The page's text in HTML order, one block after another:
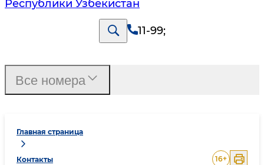
Республики Узбекистан
11-99;
Главная страница
Контакты 16+
Все номера